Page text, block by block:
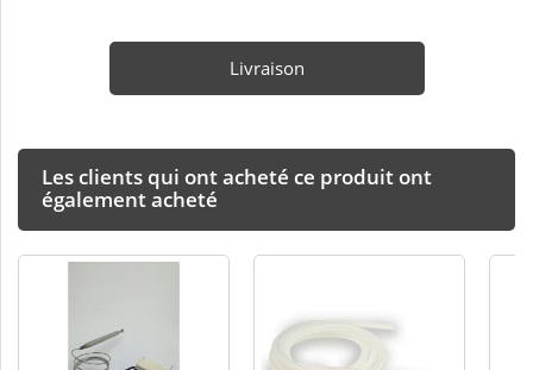
Livraison
Les clients qui ont acheté ce produit ont
également acheté